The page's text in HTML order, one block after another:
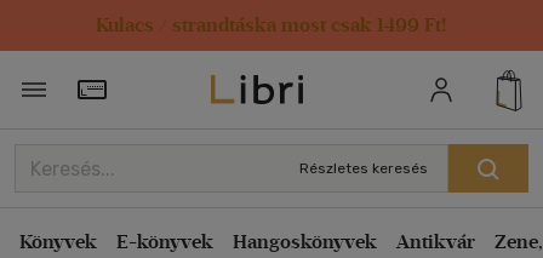
Kulacs / strandtáska most csak 1499 Ft!
Törzsvásárlói Kártya adatai
Részletes keresés
Könyvek E-könyvek Hangoskönyvek Antikvár